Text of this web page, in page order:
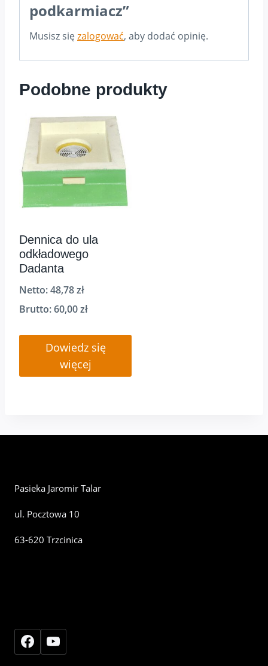
podkarmiacz”
Musisz sięzalogować, aby dodać opinię.
Podobne produkty
Dennica do ula
odkładowego
Dadanta
Netto:48,78zł
Brutto:60,00zł
Dowiedz się
więcej
Pasieka Jaromir Talar
ul. Pocztowa 10
63-620 Trzcinica